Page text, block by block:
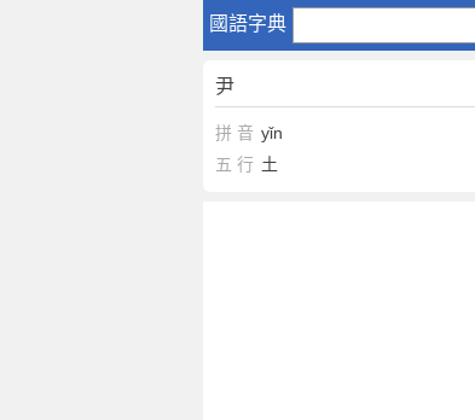
國語字典
尹
尹
拼 音 yǐn
五 行 土